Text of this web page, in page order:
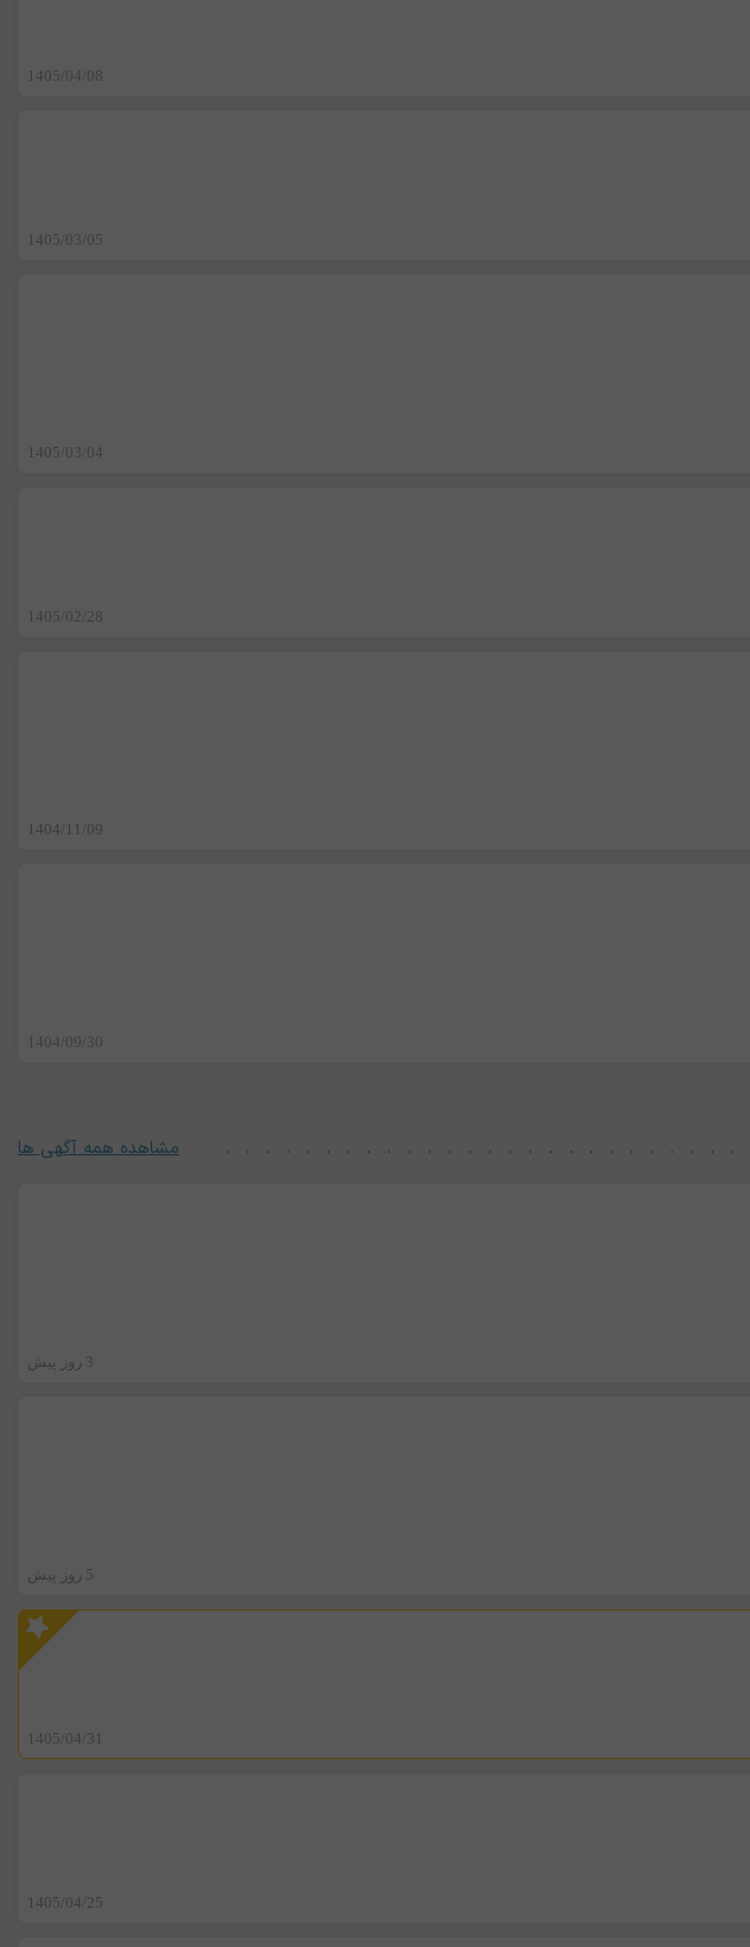
1405/04/08
1405/03/05
1405/03/04
1405/02/28
1404/11/09
1404/09/30
مشاهده همه آگهی ها
3 روز پیش
5 روز پیش
1405/04/31
1405/04/25